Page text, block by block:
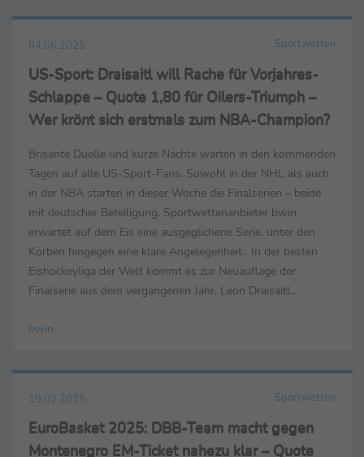
04.06.2025 Sportwetten
US-Sport: Draisaitl will Rache für Vorjahres-
Schlappe – Quote 1,80 für Oilers-Triumph –
Wer krönt sich erstmals zum NBA-Champion?
Brisante Duelle und kurze Nächte warten in den kommenden
Tagen auf alle US-Sport-Fans. Sowohl in der NHL als auch
in der NBA starten in dieser Woche die Finalserien – beide
mit deutscher Beteiligung. Sportwettenanbieter bwin
erwartet auf dem Eis eine ausgeglichene Serie, unter den
Körben hingegen eine klare Angelegenheit. In der besten
Eishockeyliga der Welt kommt es zur Neuauflage der
Finalserie aus dem vergangenen Jahr. Leon Draisaitl
bwin
19.02.2025 Sportwetten
EuroBasket 2025: DBB-Team macht gegen
Montenegro EM-Ticket nahezu klar – Quote